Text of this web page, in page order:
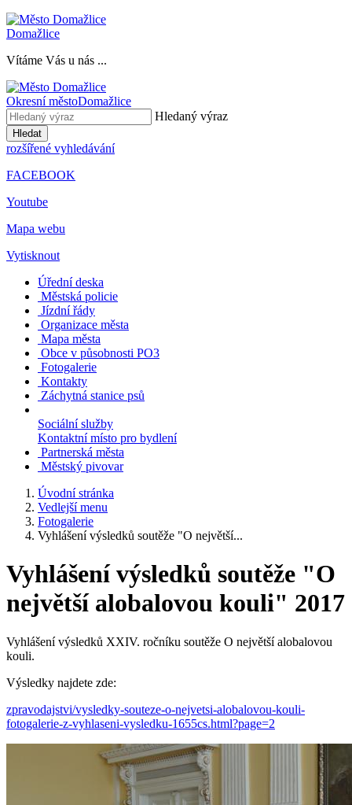
Domažlice
Vítáme Vás u nás ...
Okresní městoDomažlice
Hledaný výraz
Hledat
rozšířené vyhledávání
FACEBOOK
Youtube
Mapa webu
Vytisknout
Úřední deska
Městská policie
Jízdní řády
Organizace města
Mapa města
Obce v působnosti PO3
Fotogalerie
Kontakty
Záchytná stanice psů
Sociální služby
Kontaktní místo pro bydlení
Partnerská města
Městský pivovar
Úvodní stránka
Vedlejší menu
Fotogalerie
Vyhlášení výsledků soutěže "O největší...
Vyhlášení výsledků soutěže "O
největší alobalovou kouli" 2017
Vyhlášení výsledků XXIV. ročníku soutěže O největší alobalovou
kouli.
Výsledky najdete zde:
zpravodajstvi/vysledky-souteze-o-nejvetsi-alobalovou-kouli-
fotogalerie-z-vyhlaseni-vysledku-1655cs.html?page=2